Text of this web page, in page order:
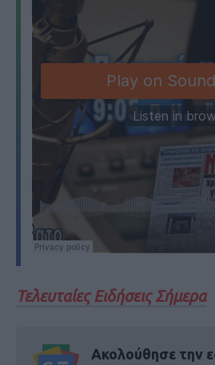
Τελευταίες Ειδήσεις Σήμερα
Ακολούθησε την